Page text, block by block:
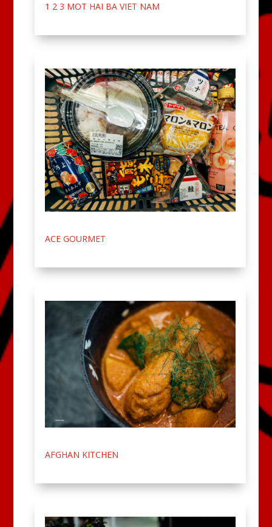
1 2 3 MOT HAI BA VIET NAM
ACE GOURMET
AFGHAN KITCHEN